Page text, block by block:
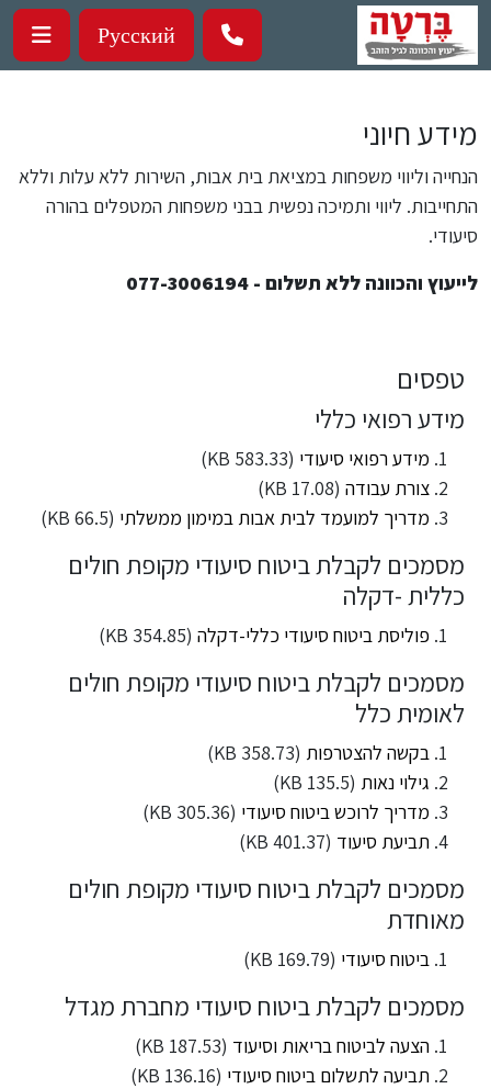
דילוג לתוכן העיקרי
Русский
מידע חיוני
הנחייה וליווי משפחות במציאת בית אבות, השירות ללא עלות וללא
התחייבות. ליווי ותמיכה נפשית בבני משפחות המטפלים בהורה
סיעודי.
לייעוץ והכוונה ללא תשלום - 077-3006194
טפסים
מידע רפואי כללי
מידע רפואי סיעודי (583.33 KB)
צורת עבודה (17.08 KB)
מדריך למועמד לבית אבות במימון ממשלתי (66.5 KB)
מסמכים לקבלת ביטוח סיעודי מקופת חולים
כללית -דקלה
פוליסת ביטוח סיעודי כללי-דקלה (354.85 KB)
מסמכים לקבלת ביטוח סיעודי מקופת חולים
לאומית כלל
בקשה להצטרפות (358.73 KB)
גילוי נאות (135.5 KB)
מדריך לרוכש ביטוח סיעודי (305.36 KB)
תביעת סיעוד (401.37 KB)
מסמכים לקבלת ביטוח סיעודי מקופת חולים
מאוחדת
ביטוח סיעודי (169.79 KB)
מסמכים לקבלת ביטוח סיעודי מחברת מגדל
הצעה לביטוח בריאות וסיעוד (187.53 KB)
תביעה לתשלום ביטוח סיעודי (136.16 KB)